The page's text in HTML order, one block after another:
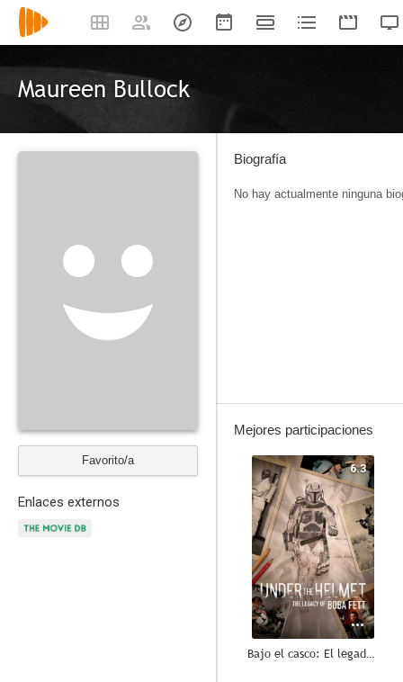
Maureen Bullock
Favorito/a
Enlaces externos
Biografía
No hay actualmente ninguna
Mejores participaciones
6.3
Bajo el casco: El legado de Boba Fett